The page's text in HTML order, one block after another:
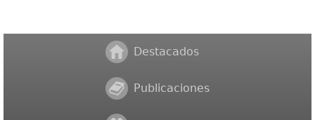
Destacados
Publicaciones